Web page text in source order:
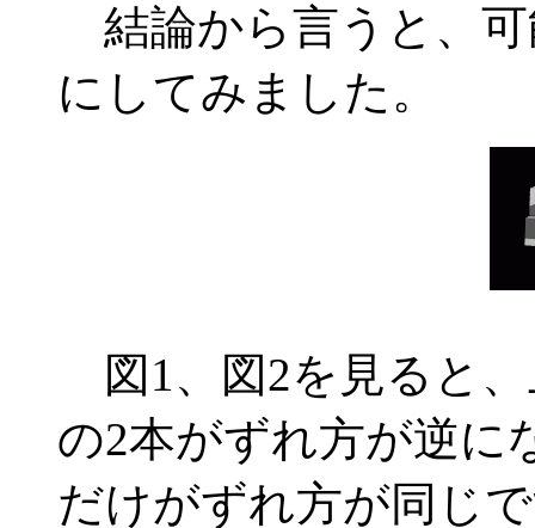
結論から言うと、
にしてみました。
図1、図2を見ると
の2本がずれ方が逆に
だけがずれ方が同じ